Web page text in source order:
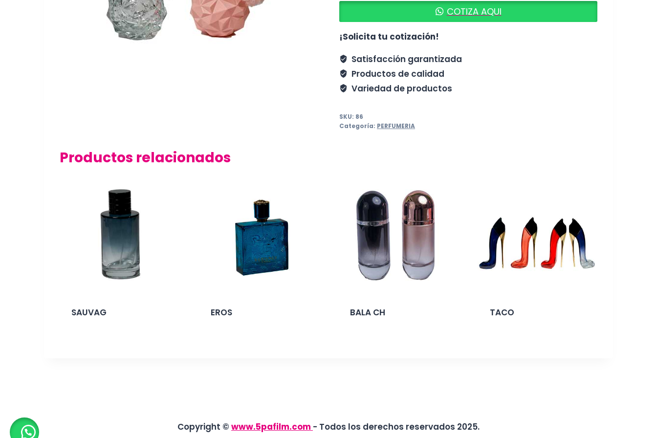
COTIZA AQUI
¡Solicita tu cotización!
Satisfacción garantizada
Productos de calidad
Variedad de productos
SKU: 86
Categoría: PERFUMERIA
Productos relacionados
SAUVAG EROS BALA CH TACO
Copyright © www.5pafilm.com - Todos los derechos reservados 2025.